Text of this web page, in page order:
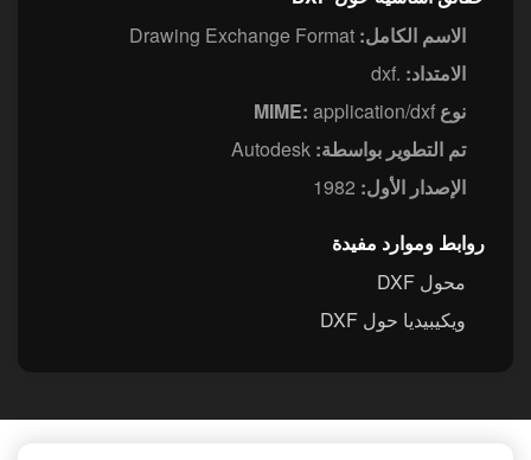
الاسم الكامل:
الامتداد: .dxf
نوع MIME: application/dxf
تم التطوير بواسطة:
الإصدار الأول:
روابط وموارد مفيدة
محول DXF
ويكيبيديا حول DXF